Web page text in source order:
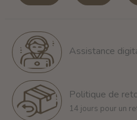
Assistance
Politique de
14 jours pour un